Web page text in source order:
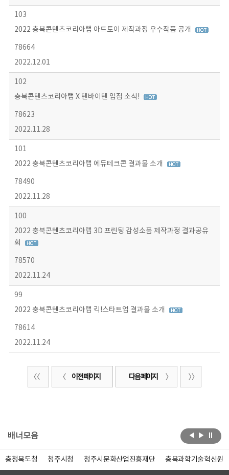
103
2022 충북콘텐츠코리아랩 아트토이 제작과정 우수작품 공개
78664
2022.12.01
102
충북콘텐츠코리아랩 X 텐바이텐 입점 소식!
78623
2022.11.28
101
2022 충북콘텐츠코리아랩 에듀테크콘 결과물 소개
78490
2022.11.28
100
2022 충북콘텐츠코리아랩 3D 프린팅 감성소품 제작과정 결과공유
회
78570
2022.11.24
99
2022 충북콘텐츠코리아랩 킥!스타트업 결과물 소개
78614
2022.11.24
이전 페이지 다음 페이지
배너모음
충청북도청 청주시청 청주시문화산업진흥재단 충북과학기술혁신원